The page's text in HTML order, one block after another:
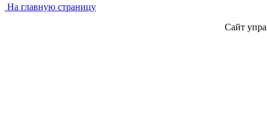
На главную страницу
Сайт